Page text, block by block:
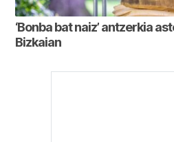
‘Bonba bat naiz’ antzerkia
Bizkaian